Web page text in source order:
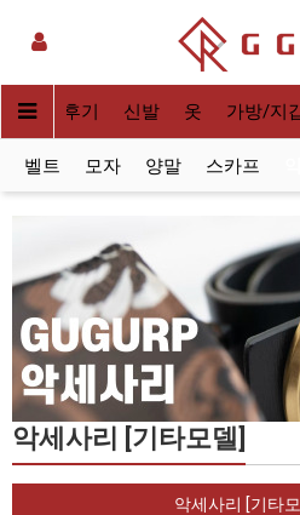
보 후기 신발 옷 가방/지
벨트 모자 양말 스카프
악세사리 [기타모델]
악세사리 [기타